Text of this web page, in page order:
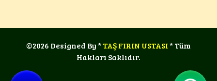
©2026 Designed By *TAŞ FIRIN USTASI* Tüm
Hakları Saklıdır.